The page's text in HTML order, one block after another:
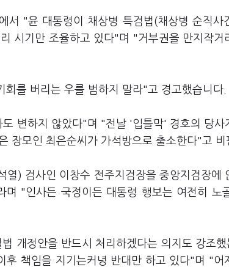
서 "윤 대통령이 채상병 특검법(채상병 순직사
시기만 조율하고 있다"며 "거부권을 만지작거
를 버리는 우를 범하지 말라"고 경고했습니다.
변하지 않았다"며 "전날 '입틀막' 경호의 당사
장모인 최은순씨가 가석방으로 출소한다"고 비
) 검사인 이창수 전주지검장을 중앙지검장에
"인사든 국정이든 대통령 행보는 여전히 노
개정안을 반드시 처리하겠다는 의지도 강조
책임을 지기는커녕 반대만 하고 있다"며 "어